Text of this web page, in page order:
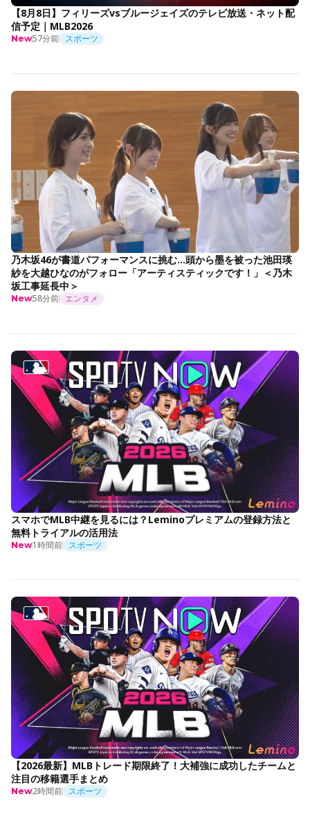
【8月8日】フィリーズvsブルージェイズのテレビ放送・ネット配
信予定｜MLB2026
New57分前 スポーツ
乃木坂46が書道パフォーマンスに挑む…頭から墨を被った池田瑛
紗を大越ひなのがフォロー「アーティスティックです！」＜乃木
坂工事延長中＞
New58分前 エンタメ
スマホでMLB中継を見るには？Leminoプレミアムの登録方法と
無料トライアルの活用法
New1時間前 スポーツ
【2026最新】MLBトレード期限終了！大補強に成功したチームと
注目の移籍選手まとめ
New2時間前 スポーツ